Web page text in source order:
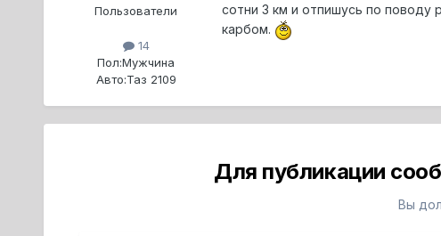
Пользователи
14
Пол:Мужчина
Авто:Таз 2109
сотни 3 км и отпишусь по поводу
карбом.
Для публикации
Вы